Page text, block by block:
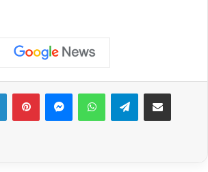
LinkedinPinterestMessengerWhatsAppTelegramCompartilhar via e-mail